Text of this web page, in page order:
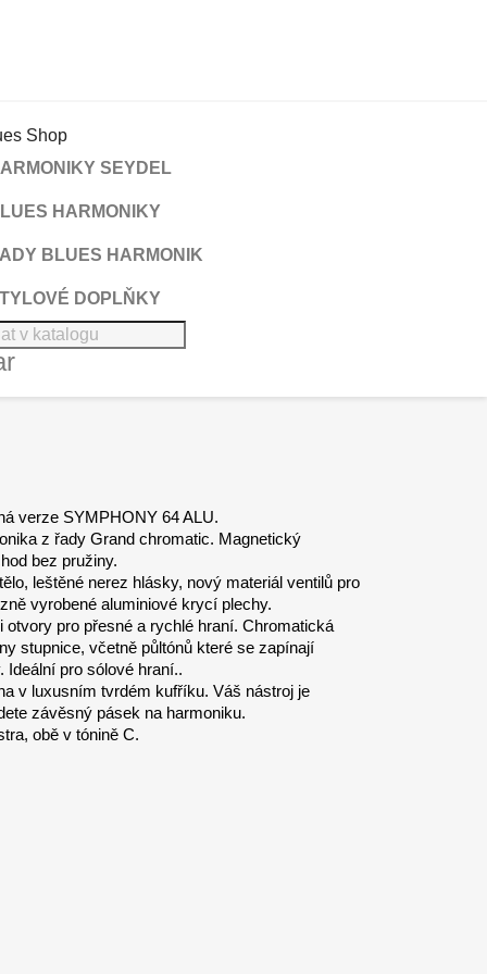
SEYDEL
HARMONIKY
BLUES HARMONIK
DOPLŇKY
verze SYMPHONY 64 ALU.
z řady Grand chromatic. Magnetický
bez pružiny.
leštěné nerez hlásky, nový materiál ventilů pro
vyrobené aluminiové krycí plechy.
pro přesné a rychlé hraní. Chromatická
stupnice, včetně půltónů které se zapínají
Ideální pro sólové hraní..
v luxusním tvrdém kufříku. Váš nástroj je
závěsný pásek na harmoniku.
obě v tónině C.